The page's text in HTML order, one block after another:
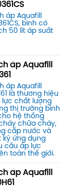
áp Aquafill
bình có
50 lít áp suất
áp Aquafill
áp Aquafill
là thương hiệu
lực chất lượng
thị trường bình
hệ thống
chữa cháy,
cấp nước và
kỳ ứng dụng
cầu áp lực
toàn thế giới.
áp Aquafill